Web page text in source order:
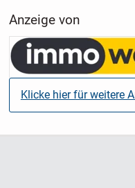
komfortabel wohnen
Anzeige von
Klicke hier für weitere